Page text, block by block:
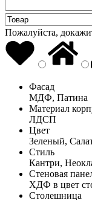
Пожалуйста,
Фасад
МДФ, Патина
Материал
ЛДСП
Цвет
Зеленый,
Стиль
Кантри,
Стеновая
ХДФ в цвет
Столешница